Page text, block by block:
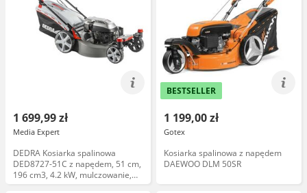
1 699,99 zł
Media Expert
DEDRA Kosiarka spalinowa
DED8727-51C z napędem, 51 cm,
196 cm3, 4.2 kW, mulczowanie,
kosz 60L
BESTSELLER
1 199,00 zł
Gotex
Kosiarka spalinowa z napędem
DAEWOO DLM 50SR